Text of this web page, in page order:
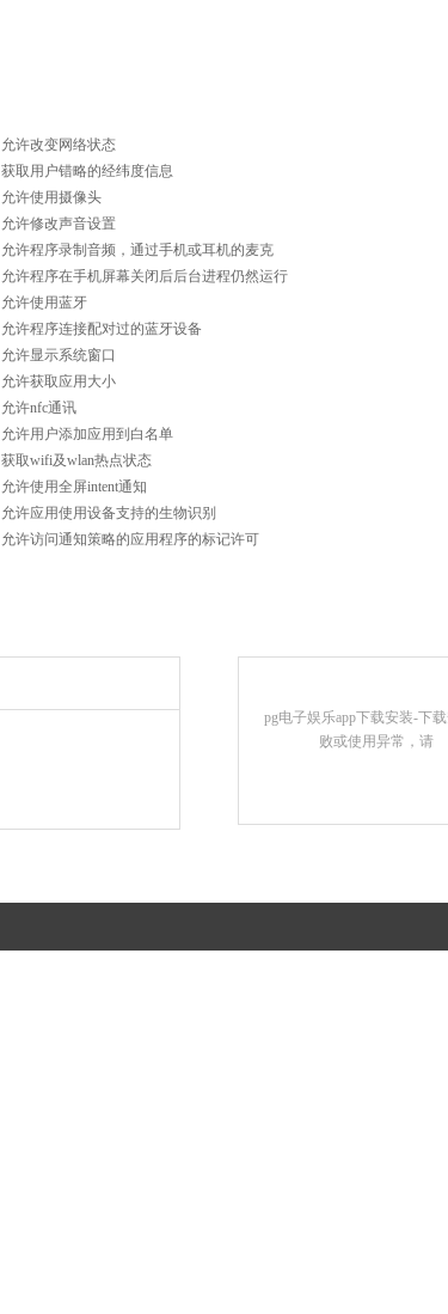
允许改变网络状态
获取用户错略的经纬度信息
允许使用摄像头
允许修改声音设置
允许程序录制音频，通过手机或耳机的麦克
允许程序在手机屏幕关闭后后台进程仍然运行
允许使用蓝牙
允许程序连接配对过的蓝牙设备
允许显示系统窗口
允许获取应用大小
允许nfc通讯
允许用户添加应用到白名单
获取wifi及wlan热点状态
允许使用全屏intent通知
允许应用使用设备支持的生物识别
允许访问通知策略的应用程序的标记许可
pg电子娱乐app下载安装-下
败或使用异常，请